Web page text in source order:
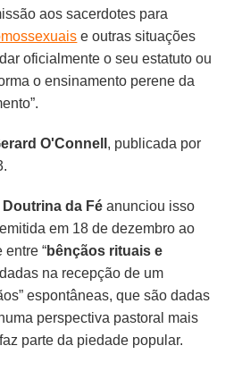
aos sacerdotes para
e outras situações
oficialmente o seu estatuto ou
o ensinamento perene da
O'Connell , publicada por
Doutrina da Féanunciou isso
em 18 de dezembro ao
“bênçãos rituais e
na recepção de um
espontâneas, que são dadas
perspectiva pastoral mais
parte da piedade popular.